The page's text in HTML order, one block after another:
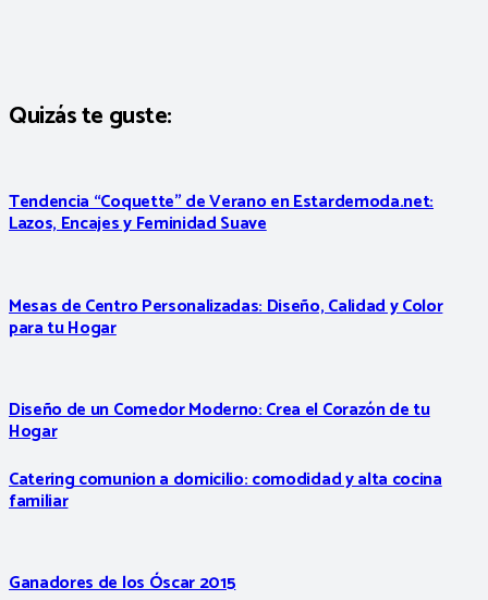
Quizás te guste:
Tendencia “Coquette” de Verano en Estardemoda.net:
Lazos, Encajes y Feminidad Suave
Mesas de Centro Personalizadas: Diseño, Calidad y Color
para tu Hogar
Diseño de un Comedor Moderno: Crea el Corazón de tu
Hogar
Catering comunion a domicilio: comodidad y alta cocina
familiar
Ganadores de los Óscar 2015